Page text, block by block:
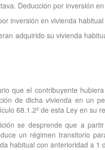
Deducción por inversión
inversión en vivienda
adquirido su vivienda
que el contribuyente
de dicha vivienda en un
68.1.2º de esta Ley en su
se desprende que a
un régimen transitorio
habitual con anterioridad a